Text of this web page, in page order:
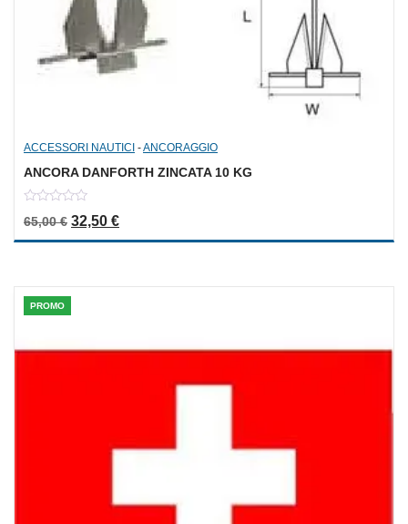
ACCESSORI NAUTICI -ANCORAGGIO
ANCORA DANFORTH ZINCATA 10 KG
out
65,00€ Il prezzo originale era: 65,00 €.
32,50 €Il prezzo attuale è: 32,50 €.
PROMO